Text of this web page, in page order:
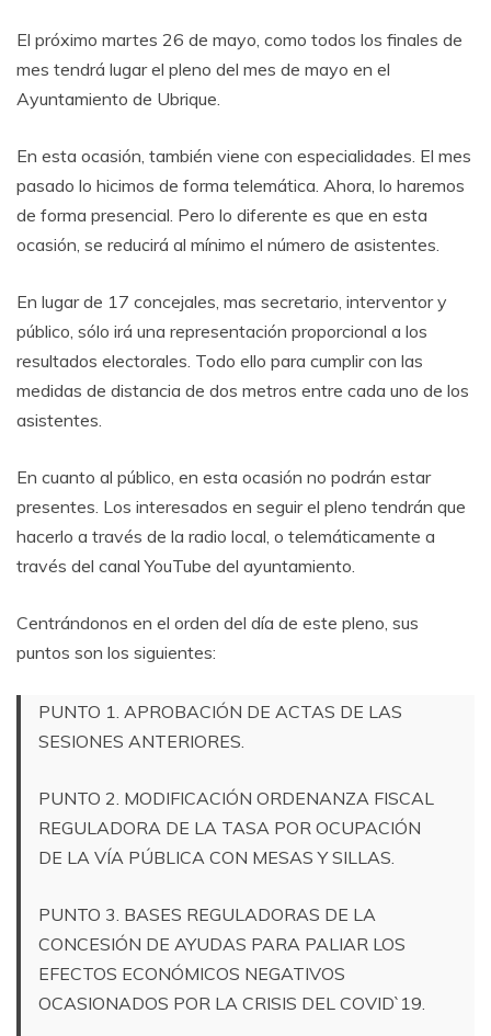
El próximo martes 26 de mayo, como todos los finales de
mes tendrá lugar el pleno del mes de mayo en el
Ayuntamiento de Ubrique.
En esta ocasión, también viene con especialidades. El mes
pasado lo hicimos de forma telemática. Ahora, lo haremos
de forma presencial. Pero lo diferente es que en esta
ocasión, se reducirá al mínimo el número de asistentes.
En lugar de 17 concejales, mas secretario, interventor y
público, sólo irá una representación proporcional a los
resultados electorales. Todo ello para cumplir con las
medidas de distancia de dos metros entre cada uno de los
asistentes.
En cuanto al público, en esta ocasión no podrán estar
presentes. Los interesados en seguir el pleno tendrán que
hacerlo a través de la radio local, o telemáticamente a
través del canal YouTube del ayuntamiento.
Centrándonos en el orden del día de este pleno, sus
puntos son los siguientes:
PUNTO 1. APROBACIÓN DE ACTAS DE LAS
SESIONES ANTERIORES.
PUNTO 2. MODIFICACIÓN ORDENANZA FISCAL
REGULADORA DE LA TASA POR OCUPACIÓN
DE LA VÍA PÚBLICA CON MESAS Y SILLAS.
PUNTO 3. BASES REGULADORAS DE LA
CONCESIÓN DE AYUDAS PARA PALIAR LOS
EFECTOS ECONÓMICOS NEGATIVOS
OCASIONADOS POR LA CRISIS DEL COVID`19.